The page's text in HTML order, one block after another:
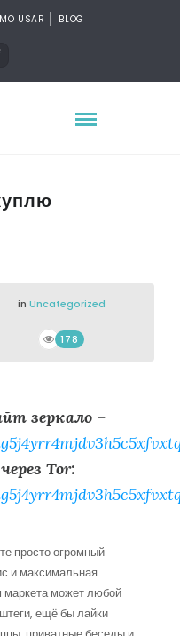
USAR BLOG
in Uncategorized
178
зеркало–
Tor:
просто огромный
и максимальная
маркета может любой
ещё бы лайки